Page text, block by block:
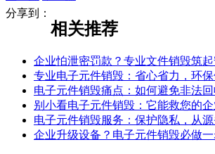
分享到：
相关推荐
企业怕泄密罚款？专业文件销毁筑
专业电子元件销毁：省心省力，环
电子元件销毁痛点：如何避免非法回
别小看电子元件销毁：它能救您的
电子元件销毁服务：保护隐私，从
企业升级设备？电子元件销毁必做